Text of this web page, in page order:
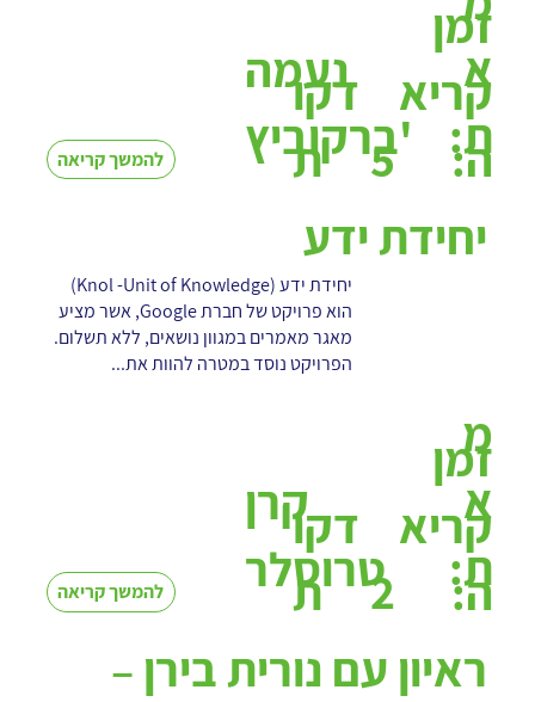
נעמה
ברקוביץ'
א
ת:
להמשך קריאה
דקו
ת
זמן
קריא
ה:
5
יחידת ידע
יחידת ידע (Knol -Unit of Knowledge)
הוא פרויקט של חברת Google, אשר מציע
מאגר מאמרים במגוון נושאים, ללא תשלום.
הפרויקט נוסד במטרה להוות את...
קרן
טרוסלר
מ
א
ת:
להמשך קריאה
דקו
ת
זמן
קריא
ה:
2
ראיון עם נורית בירן –